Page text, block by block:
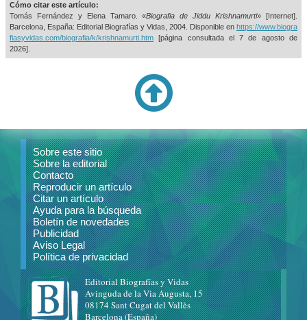
Cómo citar este artículo:
Tomás Fernández y Elena Tamaro. «Biografia de Jiddu Krishnamurti» [Internet].
Barcelona, España: Editorial Biografías y Vidas, 2004. Disponible en https://www.biogra
fiasyvidas.com/biografia/k/krishnamurti.htm
[página consultada el7 de agosto de
2026].
Sobre este sitio
Sobre la editorial
Contacto
Reproducir un artículo
Citar un artículo
Ayuda para la búsqueda
Boletín de novedades
Publicidad
Aviso Legal
Política de privacidad
Editorial Biografías y Vidas
Avinguda de la Via Augusta, 15
08174 Sant Cugat del Vallès
Barcelona (España)